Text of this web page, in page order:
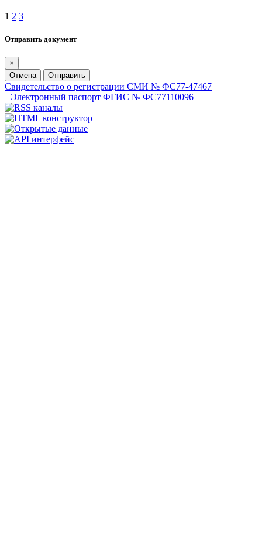
1 2 3
Отправить документ
×
Отмена
Отправить
Свидетельство о регистрации СМИ № ФС77-47467
Электронный паспорт ФГИС № ФС77110096